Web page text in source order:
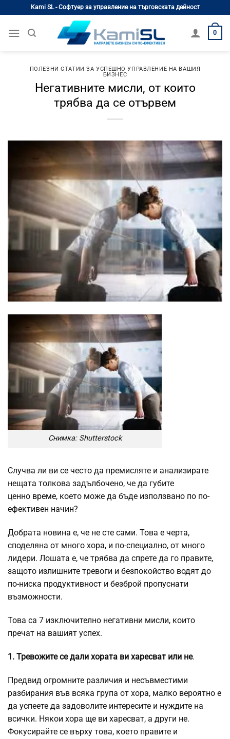
content
Kami SL - Софтуер за управление на търговската дейност
0
ПОЛЕЗНИ СТАТИИ ЗА УСПЕШНО УПРАВЛЕНИЕ НА ВАШИЯ
БИЗНЕС
Негативните мисли, от които
трябва да се отървем
Снимка: Shutterstock
Случва ли ви се често да премисляте и анализирате
нещата толкова задълбочено, че да губите
ценно време, което може да бъде използвано по по-
ефективен начин?
Добрата новина е, че не сте сами. Това е черта,
споделяна от много хора, и по-специално, от много
лидери. Лошата е, че трябва да спрете да го правите,
защото излишните тревоги и безпокойство водят до
по-ниска продуктивност и безброй пропуснати
възможности.
Това са 7 изключително негативни мисли, които
пречат на вашият успех.
1. Тревожите се дали хората ви харесват или не.
Предвид огромните различия и несъвместими
разбирания във всяка група от хора, малко вероятно е
да успеете да задоволите интересите и нуждите на
всички. Някои хора ще ви харесват, а други не.
Фокусирайте се върху това, което правите и